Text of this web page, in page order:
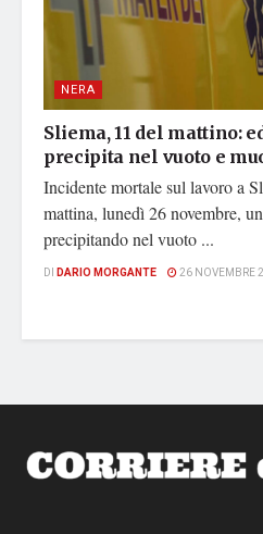
NERA
Sliema, 11 del mattino:
precipita nel vuoto e
Incidente mortale sul lavoro a
mattina, lunedì 26 novembre,
precipitando nel vuoto ...
DI DARIO MORGANTE 26 NOVEMBRE